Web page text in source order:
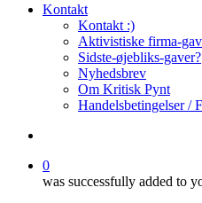
Kontakt
Kontakt :)
Aktivistiske firma-
Sidste-øjebliks-gaver?
Nyhedsbrev
Om Kritisk Pynt
Handelsbetingelser /
0
was successfully added to